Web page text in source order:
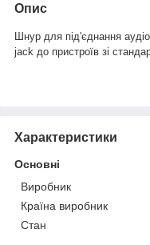
Опис
Шнур для під'єднання
jack до пристроїв зі
Характеристики
Основні
Виробник
Країна виробник
Стан